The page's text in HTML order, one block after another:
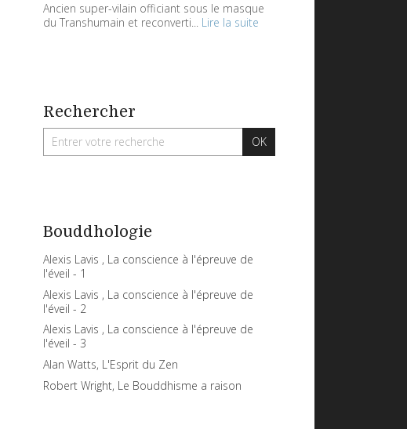
Ancien super-vilain officiant sous le masque
du Transhumain et reconverti... Lire la suite
Rechercher
Bouddhologie
Alexis Lavis , La conscience à l'épreuve de
l'éveil - 1
Alexis Lavis , La conscience à l'épreuve de
l'éveil - 2
Alexis Lavis , La conscience à l'épreuve de
l'éveil - 3
Alan Watts, L'Esprit du Zen
Robert Wright, Le Bouddhisme a raison